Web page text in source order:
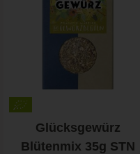
Glücksgewürz
Blütenmix 35g STN